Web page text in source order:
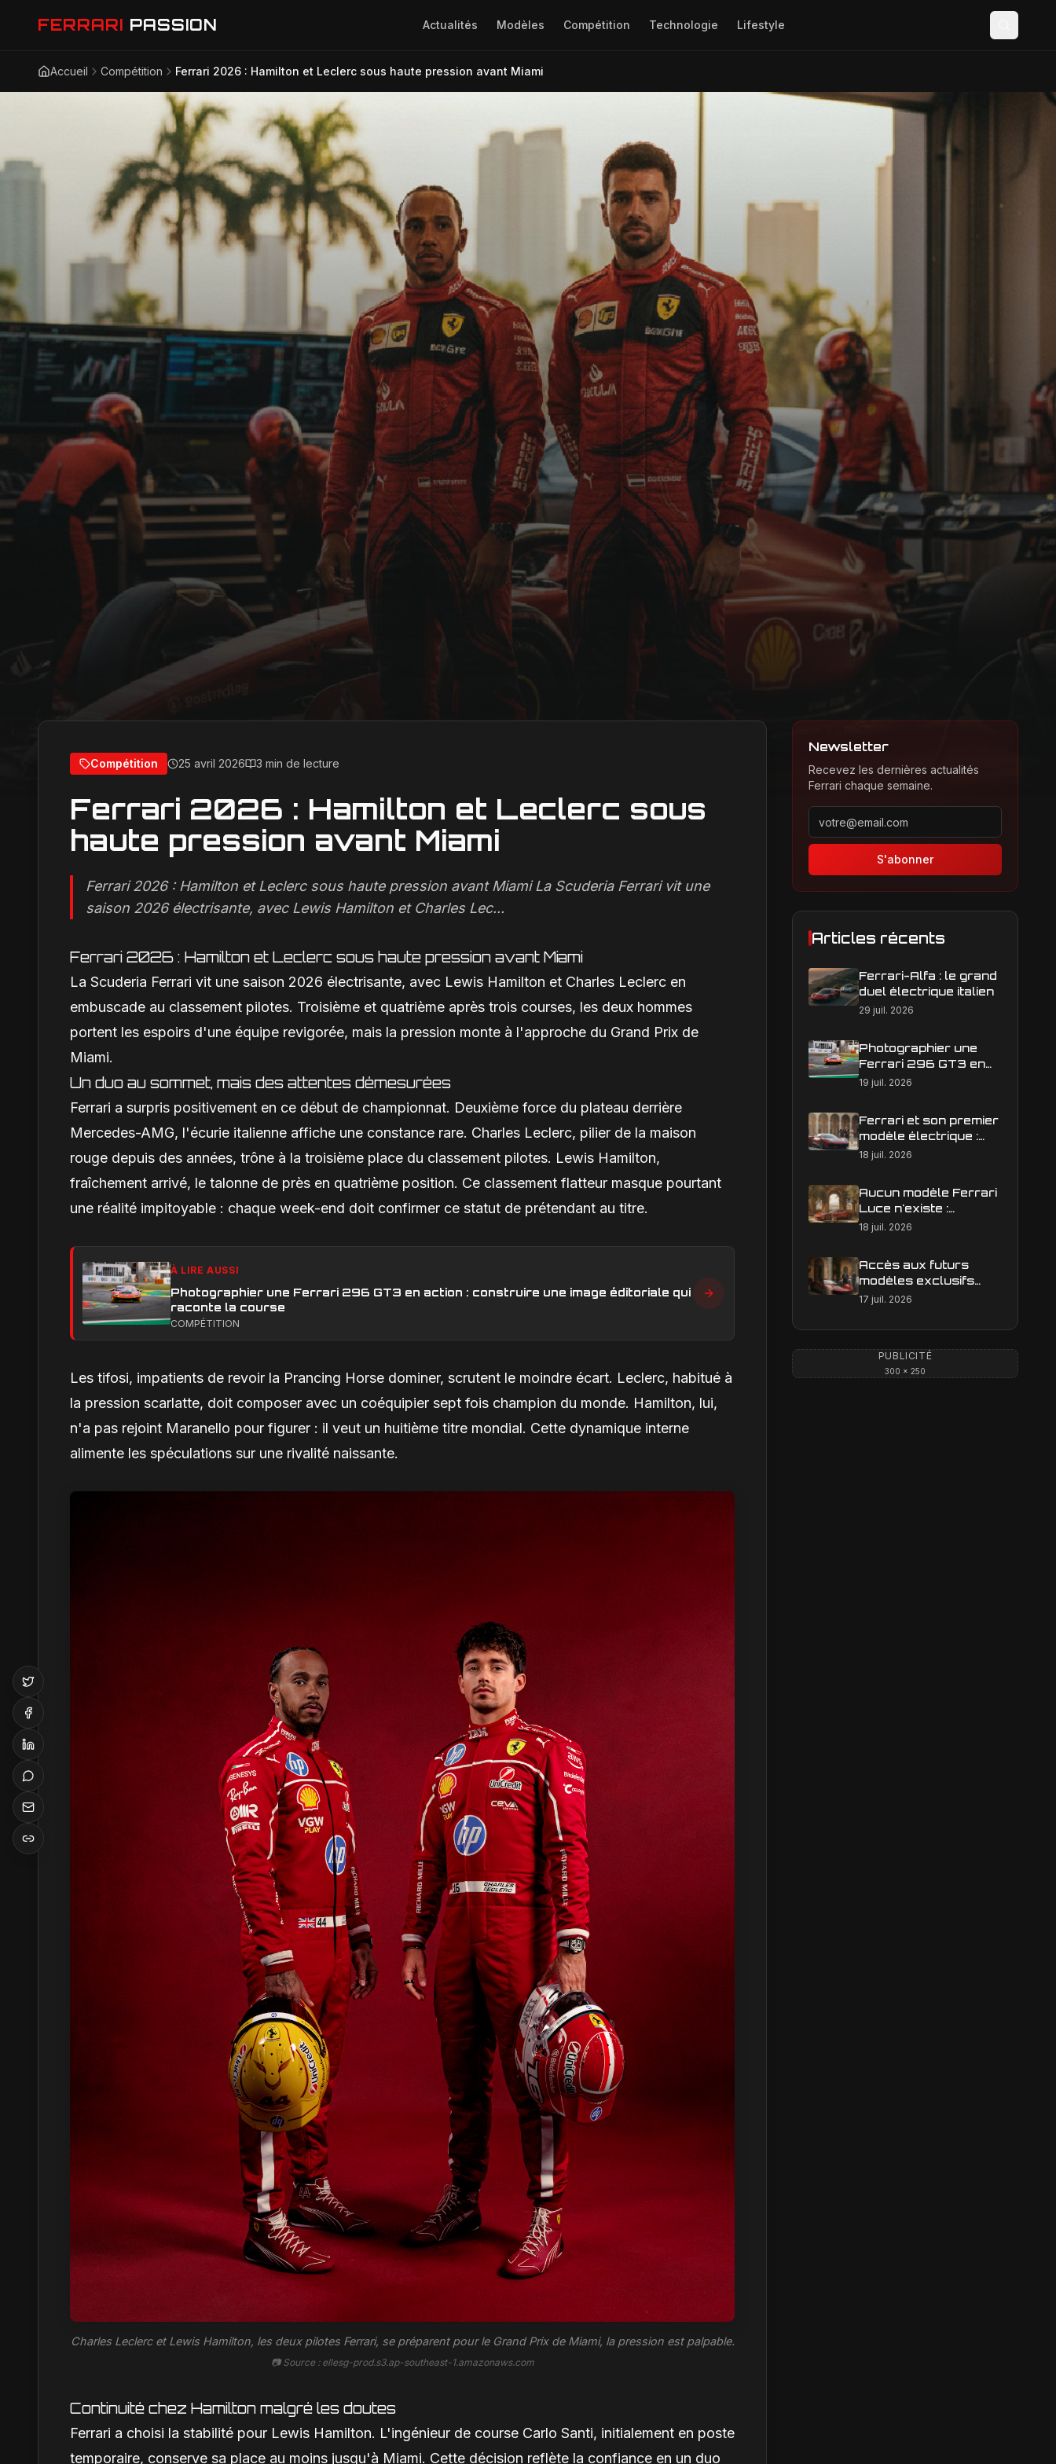
FERRARI PASSION Actualités Modèles Compétition Technologie Lifestyle
Accueil Compétition Ferrari 2026 : Hamilton et Leclerc sous haute pression avant Miami
Compétition 25 avril 2026 3 min de lecture
Ferrari 2026 : Hamilton et Leclerc sous
haute pression avant Miami
Ferrari 2026 : Hamilton et Leclerc sous haute pression avant Miami La Scuderia Ferrari vit une
saison 2026 électrisante, avec Lewis Hamilton et Charles Lec...
Ferrari 2026 : Hamilton et Leclerc sous haute pression avant Miami
La Scuderia Ferrari vit une saison 2026 électrisante, avec Lewis Hamilton et Charles Leclerc en
embuscade au classement pilotes. Troisième et quatrième après trois courses, les deux hommes
portent les espoirs d'une équipe revigorée, mais la pression monte à l'approche du Grand Prix de
Miami.
Un duo au sommet, mais des attentes démesurées
Ferrari a surpris positivement en ce début de championnat. Deuxième force du plateau derrière
Mercedes-AMG, l'écurie italienne affiche une constance rare. Charles Leclerc, pilier de la maison
rouge depuis des années, trône à la troisième place du classement pilotes. Lewis Hamilton,
fraîchement arrivé, le talonne de près en quatrième position. Ce classement flatteur masque pourtant
une réalité impitoyable : chaque week-end doit confirmer ce statut de prétendant au titre.
À LIRE AUSSI
Photographier une Ferrari 296 GT3 en action : construire une image éditoriale qui
raconte la course
COMPÉTITION
Les tifosi, impatients de revoir la Prancing Horse dominer, scrutent le moindre écart. Leclerc, habitué à
la pression scarlatte, doit composer avec un coéquipier sept fois champion du monde. Hamilton, lui,
n'a pas rejoint Maranello pour figurer : il veut un huitième titre mondial. Cette dynamique interne
alimente les spéculations sur une rivalité naissante.
Charles Leclerc et Lewis Hamilton, les deux pilotes Ferrari, se préparent pour le Grand Prix de Miami, la pression est palpable.
📷 Source : ellesg-prod.s3.ap-southeast-1.amazonaws.com
Continuité chez Hamilton malgré les doutes
Ferrari a choisi la stabilité pour Lewis Hamilton. L'ingénieur de course Carlo Santi, initialement en poste
temporaire, conserve sa place au moins jusqu'à Miami. Cette décision reflète la confiance en un duo
Newsletter
Recevez les dernières actualités
Ferrari chaque semaine.
Adresse email pour la newsletter
S'abonner
Articles récents
Ferrari-Alfa : le grand
duel électrique italien
29 juil. 2026
Photographier une
Ferrari 296 GT3 en
action : construire une
19 juil. 2026
Ferrari et son premier
modèle électrique :
calendrier de
18 juil. 2026
Aucun modèle Ferrari
Luce n'existe :
clarification sur les
18 juil. 2026
Accès aux futurs
modèles exclusifs
Ferrari : l'achat
est-il une réalité ?
17 juil. 2026
PUBLICITÉ
300 × 250